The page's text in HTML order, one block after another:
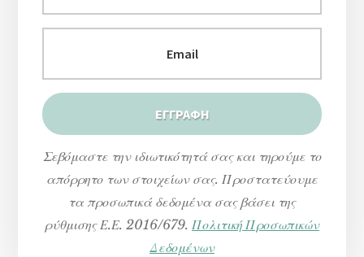
Σεβόμαστε την ιδιωτικότητά σας και τηρούμε το
απόρρητο των στοιχείων σας. Προστατεύουμε
τα προσωπικά δεδομένα σας βάσει της
ρύθμισης Ε.Ε. 2016/679. Πολιτική Προσωπικών
Δεδομένων